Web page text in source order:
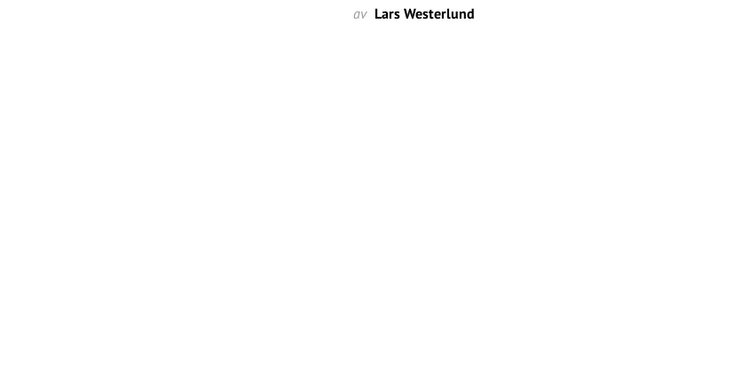
av Lars Westerlund